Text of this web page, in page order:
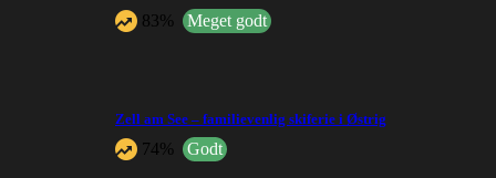
83% Meget godt
Zell am See – familievenlig skiferie i Østrig
74% Godt